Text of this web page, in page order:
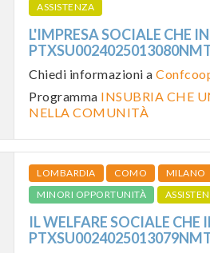
ASSISTENZA
L'IMPRESA SOCIALE CHE
Chiedi informazioni a
Programma INSUBRIA CHE
NELLA COMUNITÀ
LOMBARDIA COMO MILANO
MINORI OPPORTUNITÀ
IL WELFARE SOCIALE